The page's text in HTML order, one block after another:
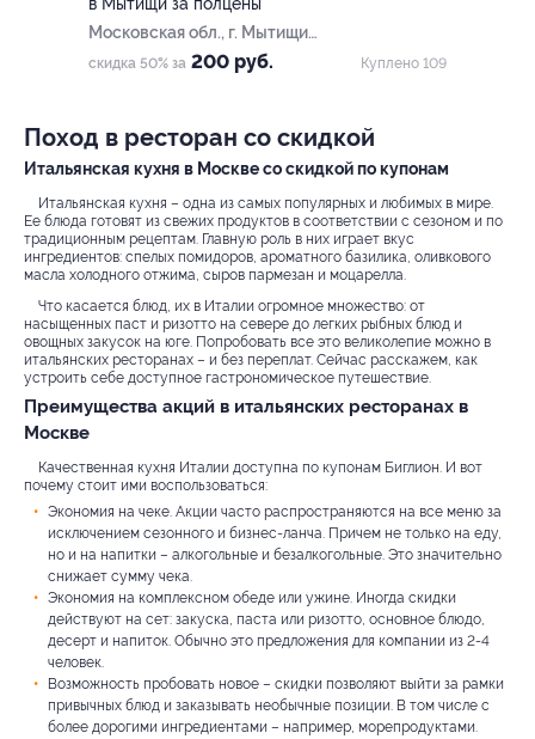
Московская обл., г. Мытищи,
Алтуфьевское ш., 1-й км, д. 3,
скидка 50% за 200 руб. Куплено 109
Поход в ресторан со скидкой
Итальянская кухня в Москве со скидкой по купонам
Итальянская кухня – одна из самых популярных и любимых в мире.
Ее блюда готовят из свежих продуктов в соответствии с сезоном и по
традиционным рецептам. Главную роль в них играет вкус
ингредиентов: спелых помидоров, ароматного базилика, оливкового
масла холодного отжима, сыров пармезан и моцарелла.
Что касается блюд, их в Италии огромное множество: от
насыщенных паст и ризотто на севере до легких рыбных блюд и
овощных закусок на юге. Попробовать все это великолепие можно в
итальянских ресторанах – и без переплат. Сейчас расскажем, как
устроить себе доступное гастрономическое путешествие.
Преимущества акций в итальянских ресторанах в
Москве
Качественная кухня Италии доступна по купонам Биглион. И вот
почему стоит ими воспользоваться:
Экономия на чеке. Акции часто распространяются на все меню за
исключением сезонного и бизнес-ланча. Причем не только на еду,
но и на напитки – алкогольные и безалкогольные. Это значительно
снижает сумму чека.
Экономия на комплексном обеде или ужине. Иногда скидки
действуют на сет: закуска, паста или ризотто, основное блюдо,
десерт и напиток. Обычно это предложения для компании из 2-4
человек.
Возможность пробовать новое – скидки позволяют выйти за рамки
привычных блюд и заказывать необычные позиции. В том числе с
более дорогими ингредиентами – например, морепродуктами.